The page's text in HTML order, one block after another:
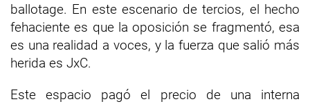
ballotage. En este escenario de tercios, el hecho
fehaciente es que la oposición se fragmentó, esa
es una realidad a voces, y la fuerza que salió más
herida es JxC.
Este espacio pagó el precio de una interna